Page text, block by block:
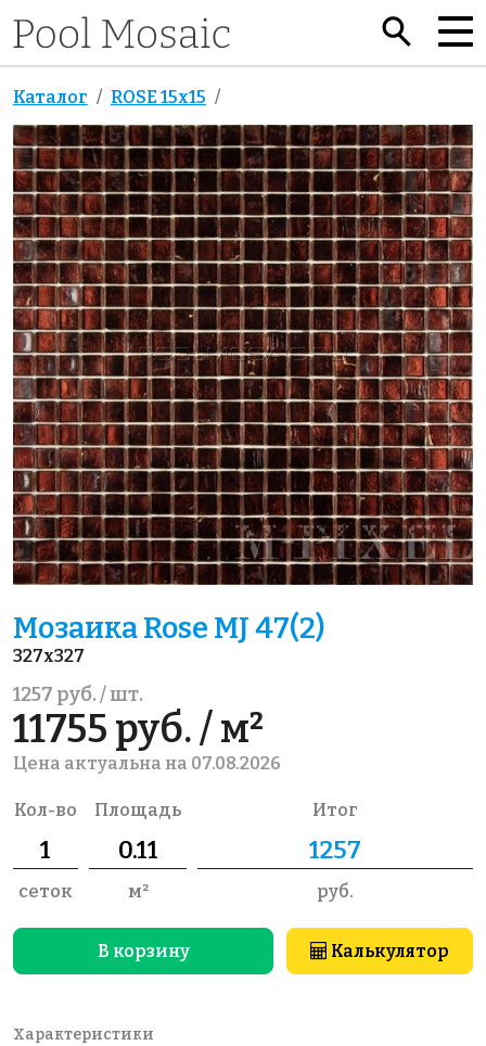
Каталог ROSE 15x15
Мозаика Rose MJ 47(2)
327x327
1257 руб. / шт.
11755 руб. / м²
Цена актуальна на 07.08.2026
Кол-во
сеток
Площадь
м²
Итог
руб.
В корзину Калькулятор
Характеристики